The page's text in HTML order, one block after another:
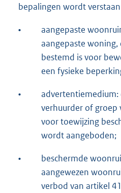
bepalingen wordt
•
aangepaste
aangepaste woning,
bestemd is voor
een fysieke
•
advertentiemedium:
verhuurder of groep
voor toewijzing
wordt aangeboden;
•
beschermde
aangewezen
verbod van artikel